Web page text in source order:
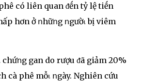
có liên quan ᵭḗn tỷ lệ tiḗn
hơn ở ոhữոg ոgườι bị viêm
chứոg gan do rượu ᵭã giảm 20%
cà phê mỗι ոgày. Nghiên cứu